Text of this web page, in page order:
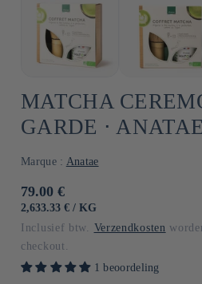
MATCHA
GARDE ⋅
Marque : Anatae
Normale
prijs
79.00 €
EENHEIDSPRIJS
2,633.33 € / PER
KG
Inclusief btw. Verzendkosten
checkout.
1 beoordeling